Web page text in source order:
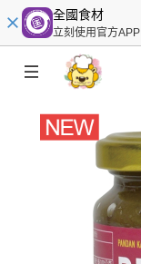
全國食材
立刻使用官方APP